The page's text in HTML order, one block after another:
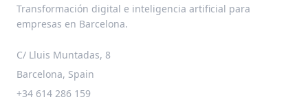
Transformación digital e inteligencia artificial para
empresas en Barcelona.
C/ Lluis Muntadas, 8
Barcelona, Spain
+34 614 286 159